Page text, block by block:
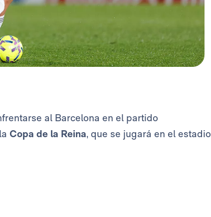
al Barcelona en el partido
Copa de la Reina, que se jugará en el estadio